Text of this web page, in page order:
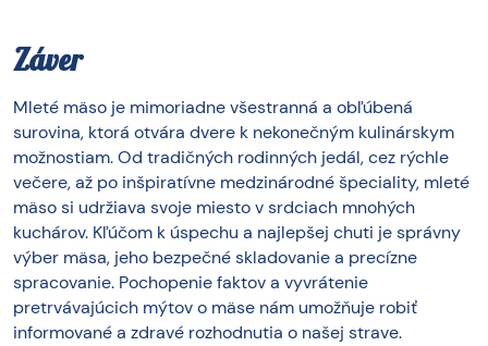
Záver
Mleté mäso je mimoriadne všestranná a obľúbená
surovina, ktorá otvára dvere k nekonečným kulinárskym
možnostiam. Od tradičných rodinných jedál, cez rýchle
večere, až po inšpiratívne medzinárodné špeciality, mleté
mäso si udržiava svoje miesto v srdciach mnohých
kuchárov. Kľúčom k úspechu a najlepšej chuti je správny
výber mäsa, jeho bezpečné skladovanie a precízne
spracovanie. Pochopenie faktov a vyvrátenie
pretrvávajúcich mýtov o mäse nám umožňuje robiť
informované a zdravé rozhodnutia o našej strave.